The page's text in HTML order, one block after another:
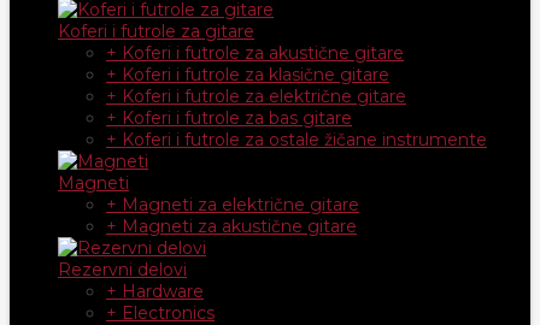
Koferi i futrole za gitare
+ Koferi i futrole za akustične gitare
+ Koferi i futrole za klasične gitare
+ Koferi i futrole za električne gitare
+ Koferi i futrole za bas gitare
+ Koferi i futrole za ostale žičane instrumente
Magneti
+ Magneti za električne gitare
+ Magneti za akustične gitare
Rezervni delovi
+ Hardware
+ Electronics